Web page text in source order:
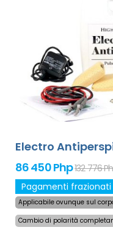
Electro
86 450 Php132 776
Pagamenti frazionati
Applicabile ovunque sul
Cambio di polarità